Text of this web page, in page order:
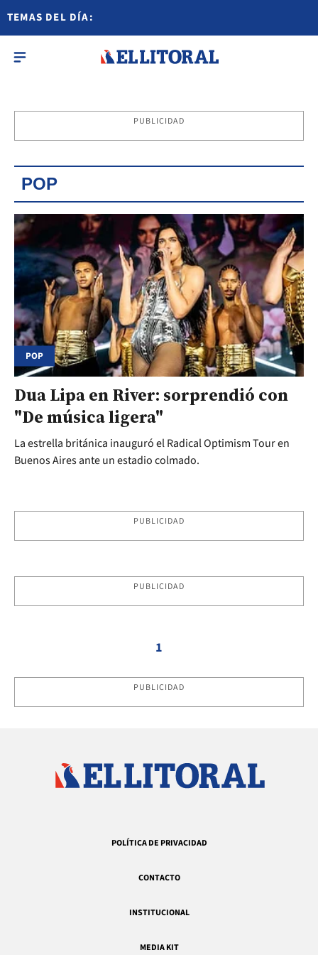
TEMAS DEL DÍA:
PUBLICIDAD
POP
POP
Dua Lipa en River: sorprendió con
"De música ligera"
La estrella británica inauguró el Radical Optimism Tour en
Buenos Aires ante un estadio colmado.
PUBLICIDAD
PUBLICIDAD
1
PUBLICIDAD
POLÍTICA DE PRIVACIDAD
CONTACTO
INSTITUCIONAL
MEDIA KIT